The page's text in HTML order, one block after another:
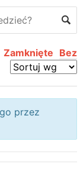
Zamknięte Bez
przez